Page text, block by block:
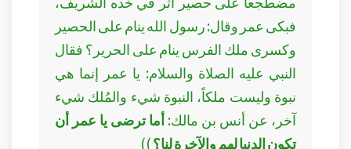
فبكى عمر وقال: رسول الله ينام على الحصير
وكسرى ملك الفرس ينام على الحرير؟ فقال
النبي عليه الصلاة والسلام: يا عمر إنما هي
نبوة وليست ملكاً، النبوة شيء والمُلك شيء
آخر، عن أنس بن مالك:أما ترضى يا عمر أن
تكون الدنيا لهم والآخرة لنا؟))